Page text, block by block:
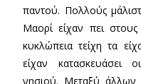
παντού. Πολλούς
Μαορί είχαν πει
κυκλώπεια τείχη τα
είχαν κατασκευάσει
νησιού. Μεταξύ